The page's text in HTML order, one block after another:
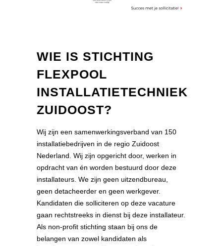
WIE IS STICHTING
FLEXPOOL
INSTALLATIETECHNIEK
ZUIDOOST?
Wij zijn een samenwerkingsverband van 150
installatiebedrijven in de regio Zuidoost
Nederland. Wij zijn opgericht door, werken in
opdracht van én worden bestuurd door deze
installateurs. We zijn geen uitzendbureau,
geen detacheerder en geen werkgever.
Kandidaten die solliciteren op deze vacature
gaan rechtstreeks in dienst bij deze installateur.
Als non-profit stichting staan bij ons de
belangen van zowel kandidaten als